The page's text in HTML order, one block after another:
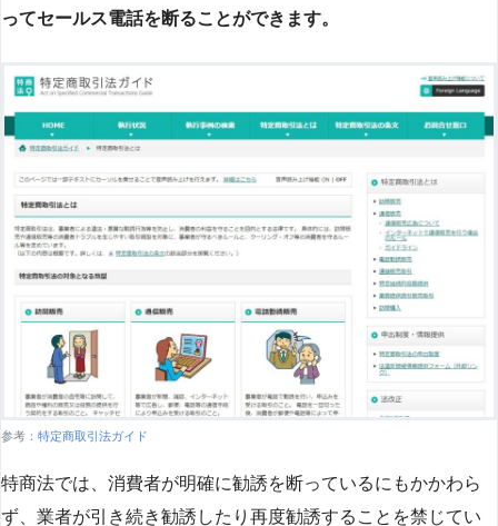
ってセールス電話を断ることができます。
参考： 特定商取引法ガイド
特商法では、消費者が明確に勧誘を断っているにもかかわら
ず、業者が引き続き勧誘したり再度勧誘することを禁じてい